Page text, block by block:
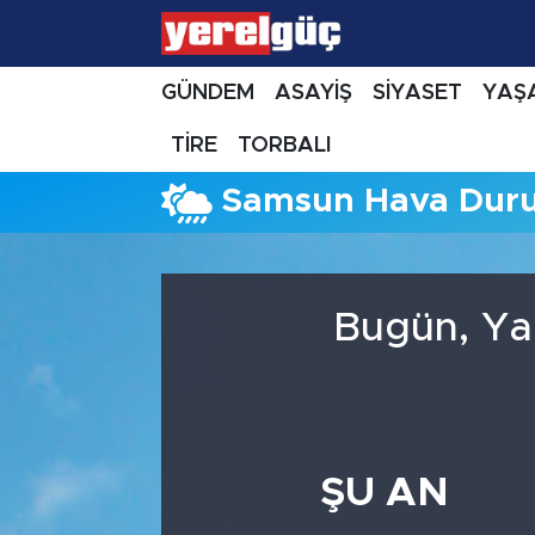
GÜNDEM ASAYİŞ SİYASET
TİRE TORBALI
Samsun Hava
Bugün,
ŞU AN